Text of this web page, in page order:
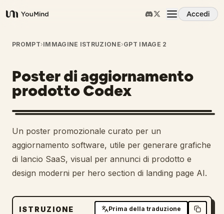
YouMind
Accedi
Panoramica
Casi d'uso
Abilità
Prompt
Prezzi
Scarica
PROMPT›IMMAGINE ISTRUZIONE›GPT IMAGE 2
Poster di aggiornamento
prodotto Codex
Un poster promozionale curato per un
aggiornamento software, utile per generare grafiche
di lancio SaaS, visual per annunci di prodotto e
design moderni per hero section di landing page AI.
ISTRUZIONE Prima della traduzione